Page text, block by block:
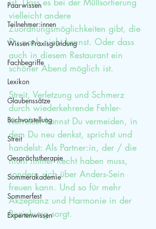
Paarwissen
Teilnehmer:innen
Wissen Praxisgründung
Fachbegriffe
Lexikon
Glaubenssätze
Buchvorstellung
Streit
Gesprächstherapie
Sommerakademie
Sommerfest
Expertenwissen
vielleicht andere
Zuordnungsmöglichkeiten gibt, die
Du noch nicht kennst. Oder dass
auch in diesem Restaurant ein
schöner Abend möglich ist.
Streit, Verletzung und Schmerz
durch wiederkehrende Fehler-
Korrektur kannst Du vermeiden, in
dem Du neu denkst, sprichst und
handelst: Als Partner:in, der / die
nicht immer Recht haben muss,
sondern sich über Anders-Sein
freuen kann. Und so für mehr
Akzeptanz und Harmonie in der
Beziehung sorgt.